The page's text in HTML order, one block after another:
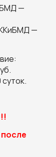
—
—